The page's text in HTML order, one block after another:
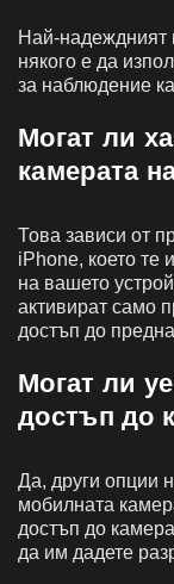
Най-надеждният
някого е да
за наблюдение
Могат ли
камерата
Това зависи от
iPhone, което те
на вашето
активират само
достъп до
Могат ли
достъп до
Да, други опции
мобилната
достъп до
да им дадете